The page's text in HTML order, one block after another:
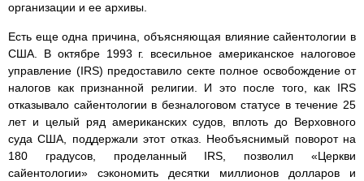
организации и ее архивы.
Есть еще одна причина, объясняющая влияние сайентологии в
США. В октябре 1993 г. всесильное американское налоговое
управление (IRS) предоставило секте полное освобождение от
налогов как признанной религии. И это после того, как IRS
отказывало сайентологии в безналоговом статусе в течение 25
лет и целый ряд американских судов, вплоть до Верховного
суда США, поддержали этот отказ. Необъяснимый поворот на
180 градусов, проделанный IRS, позволил «Церкви
сайентологии» сэкономить десятки миллионов долларов и